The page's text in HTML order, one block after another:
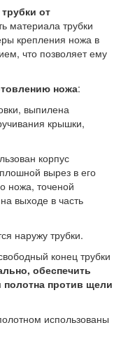
от
материала трубки
крепления ножа в
что позволяет ему
ножа:
выпилена
крышки,
корпус
вырез в его
ножа, точеной
выходе в часть
наружу трубки.
конец трубки
обеспечить
полотна против щели
использованы